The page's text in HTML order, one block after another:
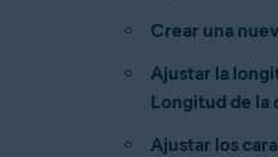
Crear una
Ajustar la
Longitud de la
Ajustar los